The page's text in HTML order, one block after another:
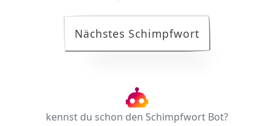
Nächstes Schimpfwort
kennst du schon den Schimpfwort Bot?